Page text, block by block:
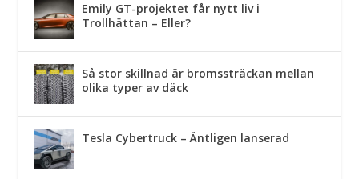
Emily GT-projektet får nytt liv i
Trollhättan – Eller?
Så stor skillnad är bromssträckan mellan
olika typer av däck
Tesla Cybertruck – Äntligen lanserad